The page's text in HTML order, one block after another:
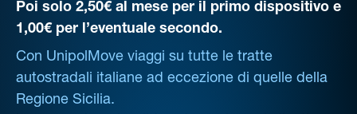
Poi solo 2,50€ al mese per il primo dispositivo e
1,00€ per l’eventuale secondo.
Con UnipolMove viaggi su tutte le tratte
autostradali italiane ad eccezione di quelle della
Regione Sicilia.